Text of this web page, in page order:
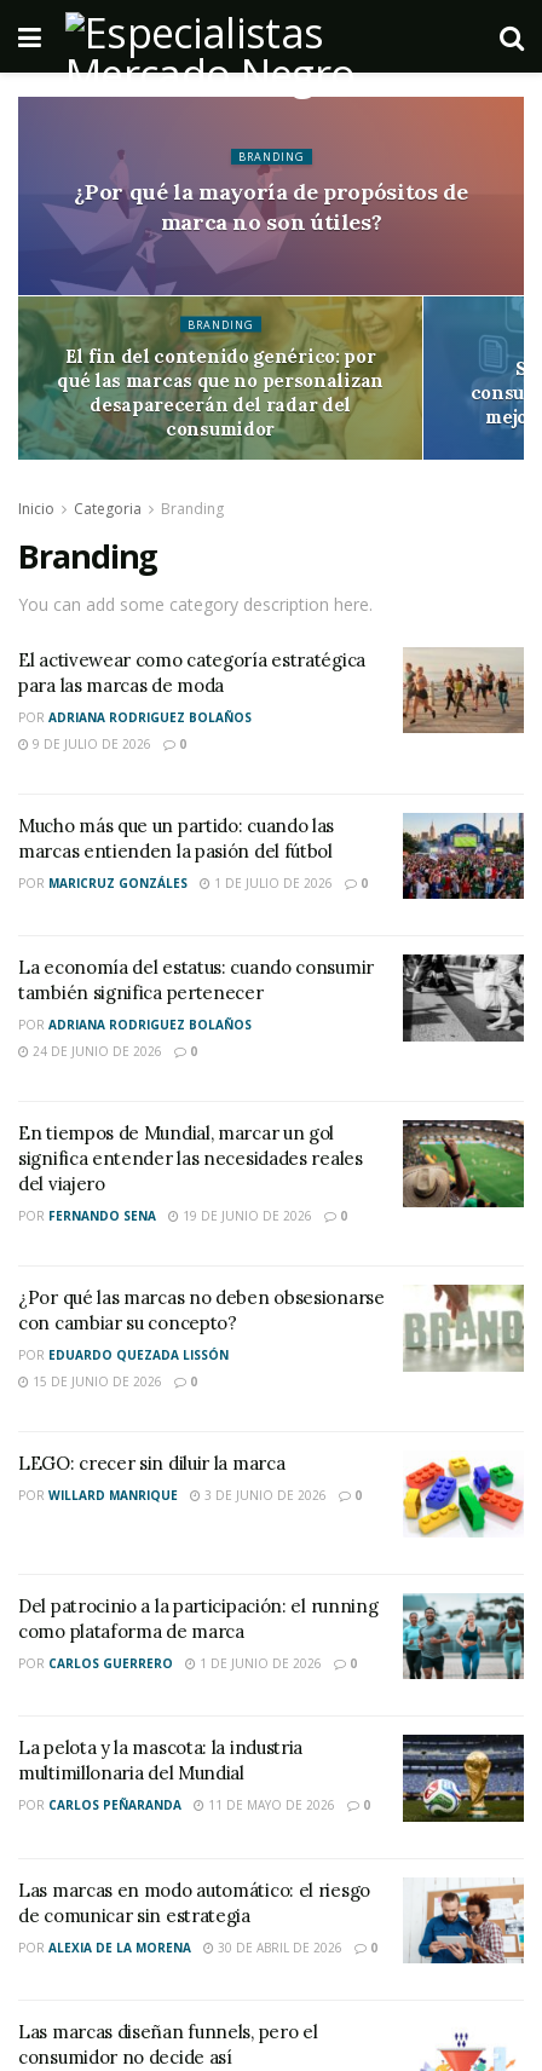
BRANDING
¿Por qué la mayoría de propósitos de
marca no son útiles?
BRANDING
El fin del contenido genérico: por
qué las marcas que no personalizan
desaparecerán del radar del
consumidor
Inicio Categoria Branding
Branding
You can add some category description here.
El activewear como categoría estratégica
para las marcas de moda
POR ADRIANA RODRIGUEZ BOLAÑOS
9 DE JULIO DE 2026
0
Mucho más que un partido: cuando las
marcas entienden la pasión del fútbol
POR MARICRUZ GONZÁLES 1 DE JULIO DE 2026 0
La economía del estatus: cuando consumir
también significa pertenecer
POR ADRIANA RODRIGUEZ BOLAÑOS
24 DE JUNIO DE 2026
0
En tiempos de Mundial, marcar un gol
significa entender las necesidades reales
del viajero
POR FERNANDO SENA 19 DE JUNIO DE 2026 0
¿Por qué las marcas no deben obsesionarse
con cambiar su concepto?
POR EDUARDO QUEZADA LISSÓN
15 DE JUNIO DE 2026
0
LEGO: crecer sin diluir la marca
POR WILLARD MANRIQUE 3 DE JUNIO DE 2026 0
Del patrocinio a la participación: el running
como plataforma de marca
POR CARLOS GUERRERO 1 DE JUNIO DE 2026 0
La pelota y la mascota: la industria
multimillonaria del Mundial
POR CARLOS PEÑARANDA 11 DE MAYO DE 2026 0
Las marcas en modo automático: el riesgo
de comunicar sin estrategia
POR ALEXIA DE LA MORENA 30 DE ABRIL DE 2026 0
Las marcas diseñan funnels, pero el
consumidor no decide así